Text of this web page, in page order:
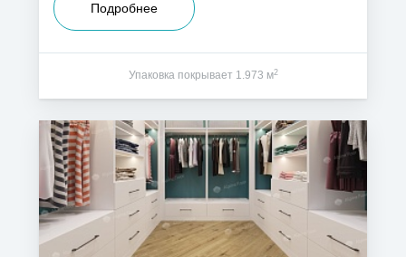
Подробнее
Упаковка покрывает 1.973 м2